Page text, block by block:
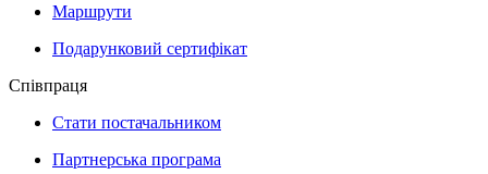
Маршрути
Подарунковий сертифікат
Співпраця
Стати постачальником
Партнерська програма